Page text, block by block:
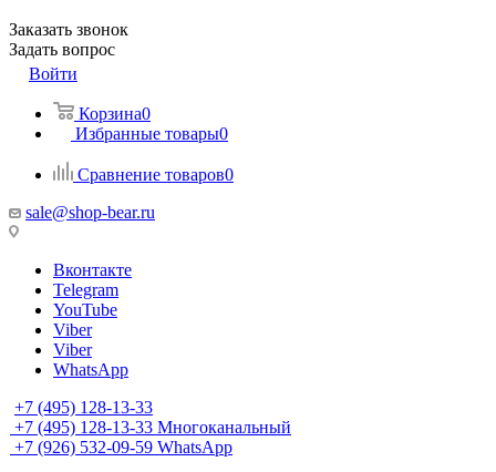
Заказать звонок
Задать вопрос
Войти
Корзина0
Избранные товары0
Сравнение товаров0
sale@shop-bear.ru
Вконтакте
Telegram
YouTube
Viber
Viber
WhatsApp
+7 (495) 128-13-33
+7 (495) 128-13-33 Многоканальный
+7 (926) 532-09-59 WhatsApp